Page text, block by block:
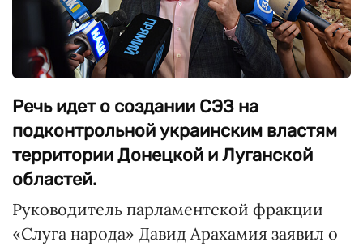
Речь идет о создании СЭЗ на
подконтрольной украинским властям
территории Донецкой и Луганской
областей.
Руководитель парламентской фракции
«Слуга народа» Давид Арахамия заявил о